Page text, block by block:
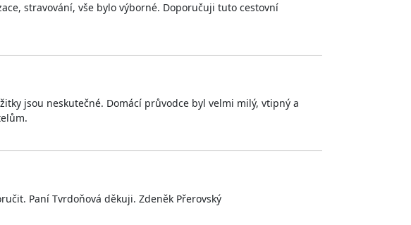
stravování, vše bylo výborné. Doporučuji tuto cestovní
jsou neskutečné. Domácí průvodce byl velmi milý, vtipný a
Paní Tvrdoňová děkuji. Zdeněk Přerovský